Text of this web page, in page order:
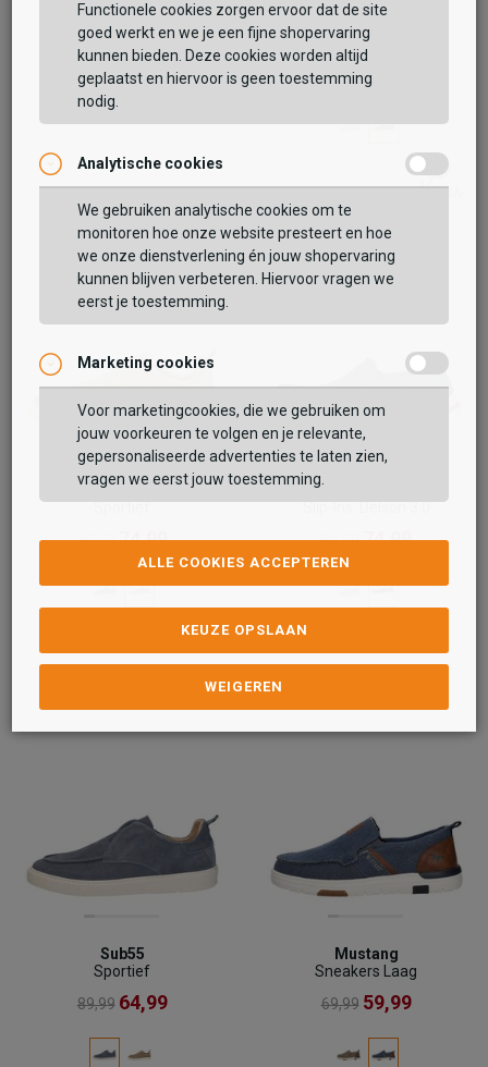
BEKIJK WINKELTAS
VERDER WINKELEN
Vaak samen gekocht met
Bugatti
Sportief
69,9949,99
Sub55
Sportief
89,9974,99
Slip-Ins: Delson 3.0
89,9974,99
Sub55
Sportief
89,99 64,99
Mustang
Sneakers Laag
69,99 59,99
Functionele cookies zorgen ervoor dat de site
goed werkt en we je een fijne shopervaring
kunnen bieden. Deze cookies worden altijd
geplaatst en hiervoor is geen toestemming
nodig.
Analytische cookies
We gebruiken analytische cookies om te
monitoren hoe onze website presteert en hoe
we onze dienstverlening én jouw shopervaring
kunnen blijven verbeteren. Hiervoor vragen we
eerst je toestemming.
Marketing cookies
Voor marketingcookies, die we gebruiken om
jouw voorkeuren te volgen en je relevante,
gepersonaliseerde advertenties te laten zien,
vragen we eerst jouw toestemming.
ALLE COOKIES ACCEPTEREN
KEUZE OPSLAAN
WEIGEREN